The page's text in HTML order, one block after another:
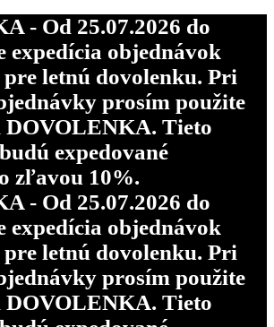
- Od 25.07.2026 do
expedícia objednávok
pre letnú dovolenku. Pri
prosím použite
Tieto
expedované
zľavou 10%.
- Od 25.07.2026 do
expedícia objednávok
pre letnú dovolenku. Pri
prosím použite
Tieto